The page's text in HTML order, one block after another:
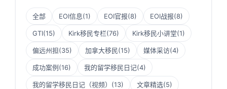
全部 EOI信息(1) EOI官报(8) EOI战报(8)
GTI(15) Kirk移民专栏(76) Kirk移民小讲堂(1)
偏远州担(35) 加拿大移民(15) 媒体采访(4)
成功案例(16) 我的留学移民日记(4)
我的留学移民日记（视频） (13) 文章精选(5)